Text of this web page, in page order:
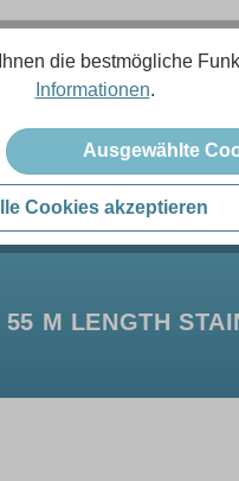
M LENGTH
die bestmögliche
Informationen.
Ausgewählte
Cookies akzeptieren